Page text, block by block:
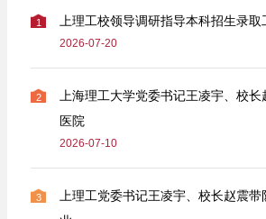
1 上理工校领导调研指导本科招生录取
2026-07-20
2
上海理工大学党委书记王凌宇、校
医院
2026-07-10
3
上理工党委书记王凌宇、校长赵震